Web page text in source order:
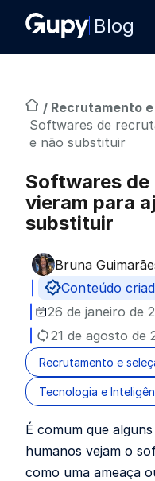
Blog
/ Recrutamento
Softwares de
e não substituir
Softwares
vieram para
substituir
Publicado por
Bruna
Conteúdo
26 de janeiro de
21 de agosto de
Recrutamento e
Tecnologia e
É comum que
humanos vejam o
como uma ameaça